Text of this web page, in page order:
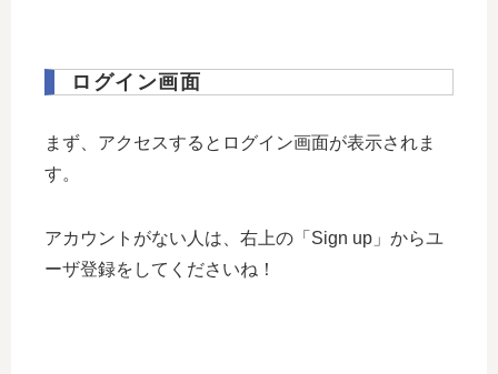
ログイン画面
まず、アクセスするとログイン画面が表示されま
す。
アカウントがない人は、右上の「Sign up」からユ
ーザ登録をしてくださいね！